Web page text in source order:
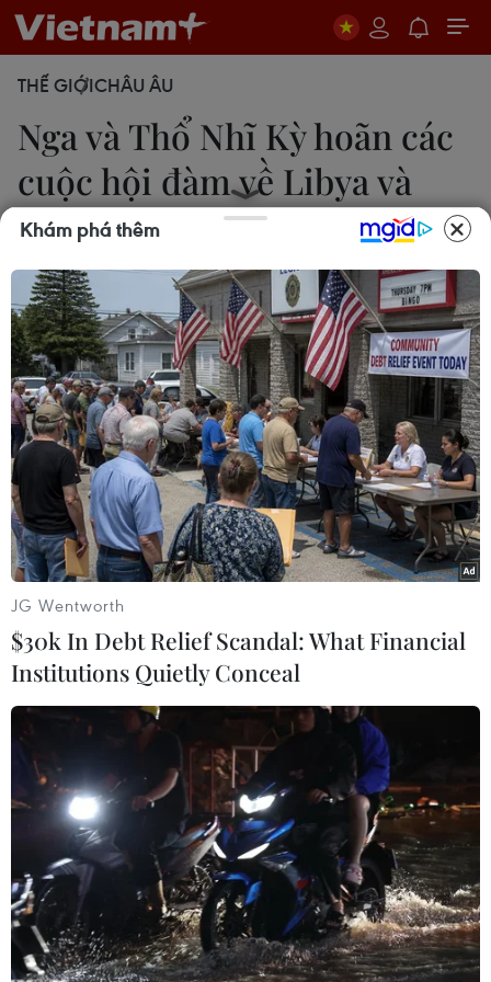
THẾ GIỚICHÂU ÂU
Nga và Thổ Nhĩ Kỳ hoãn các
cuộc hội đàm về Libya và
Syria
14/06/2020 13:19
Nga và Thổ Nhĩ Kỳ đã hoãn các cuộc hội đàm cấp
Bộ trưởng về tình hình Libya và Syria, nơi 2 nước
này đang ủng hộ các phe đối địch trong các cuộc
xung đột kéo dài.
Xe quân sự của Thổ Nhĩ Kỳ trên đường cao tốc giữa tỉnh Aleppo
và Latakia, miền bắc Syria, ngày 15/3/2020. (Ảnh:
AFP/TTXVN)
Nga và Thổ Nhĩ Kỳ đã hoãn các cuộc hội đàm
cấp Bộ trưởng dự định tập trung thảo luận về
tình hình Libya và Syria, nơi 2 nước này đang
ủng hộ các phe đối địch trong các cuộc xung đột
Khám phá thêm
JG Wentworth
$30k In Debt Relief Scandal: What Financial
Institutions Quietly Conceal